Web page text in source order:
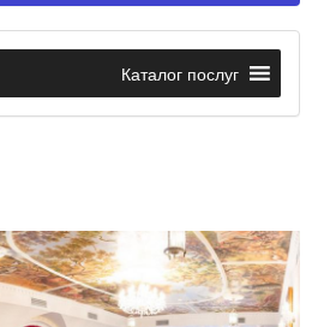
Каталог послуг